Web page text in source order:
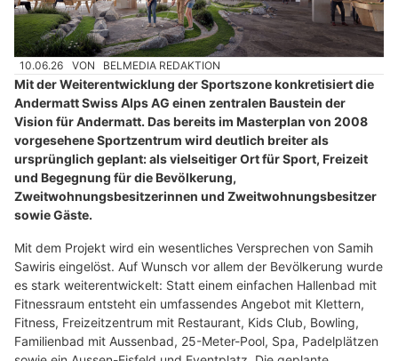
10.06.26 VON BELMEDIA REDAKTION
Mit der Weiterentwicklung der Sportszone konkretisiert die
Andermatt Swiss Alps AG einen zentralen Baustein der
Vision für Andermatt. Das bereits im Masterplan von 2008
vorgesehene Sportzentrum wird deutlich breiter als
ursprünglich geplant: als vielseitiger Ort für Sport, Freizeit
und Begegnung für die Bevölkerung,
Zweitwohnungsbesitzerinnen und Zweitwohnungsbesitzer
sowie Gäste.
Mit dem Projekt wird ein wesentliches Versprechen von Samih
Sawiris eingelöst. Auf Wunsch vor allem der Bevölkerung wurde
es stark weiterentwickelt: Statt einem einfachen Hallenbad mit
Fitnessraum entsteht ein umfassendes Angebot mit Klettern,
Fitness, Freizeitzentrum mit Restaurant, Kids Club, Bowling,
Familienbad mit Aussenbad, 25-Meter-Pool, Spa, Padelplätzen